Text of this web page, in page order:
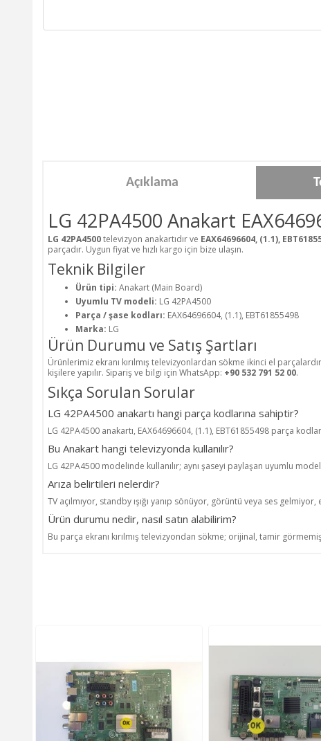
Açıklama
LG 42PA4500 Anakart
LG 42PA4500televizyon anakartıdır ve EAX64696604, (1.1),
parçadır. Uygun fiyat ve hızlı kargo için bize ulaşın.
Teknik Bilgiler
Ürün tipi: Anakart (Main Board)
Uyumlu TV modeli: LG 42PA4500
Parça / şase kodları: EAX64696604, (1.1), EBT61855498
Marka: LG
Ürün Durumu ve Satış Şartları
Ürünlerimiz ekranı kırılmış televizyonlardan sökme ikinci el
kişilere yapılır. Sipariş ve bilgi için WhatsApp: +90 532 791 52 00.
Sıkça Sorulan Sorular
LG 42PA4500 anakartı hangi parça kodlarına sahiptir?
LG 42PA4500 anakartı, EAX64696604, (1.1), EBT61855498 parça
Bu Anakart hangi televizyonda kullanılır?
LG 42PA4500 modelinde kullanılır; aynı şaseyi paylaşan uyumlu
Arıza belirtileri nelerdir?
TV açılmıyor, standby ışığı yanıp sönüyor, görüntü veya ses
Ürün durumu nedir, nasıl satın alabilirim?
Bu parça ekranı kırılmış televizyondan sökme; orijinal, tamir